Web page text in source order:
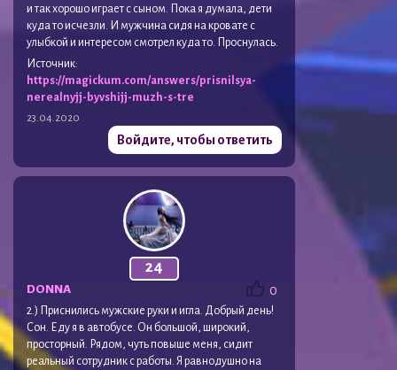
и так хорошо играет с сыном. Пока я думала, дети
куда то исчезли. И мужчина сидя на кровате с
улыбкой и интересом смотрел куда то. Проснулась.
Источник:
https://magickum.com/answers/prisnilsya-
nerealnyjj-byvshijj-muzh-s-tre
23.04.2020
Войдите, чтобы ответить
24
0
DONNA
2.) Приснились мужские руки и игла. Добрый день!
Сон. Еду я в автобусе. Он большой, широкий,
просторный. Рядом, чуть повыше меня, сидит
реальный сотрудник с работы. Я равнодушно на